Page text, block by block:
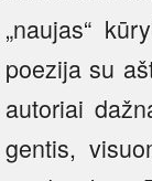
„naujas“
poezija su
autoriai
gentis,